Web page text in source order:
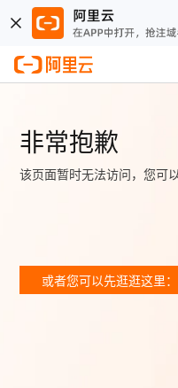
非常抱歉
该页面暂时无法访问，您可
或者您可以先逛逛这里